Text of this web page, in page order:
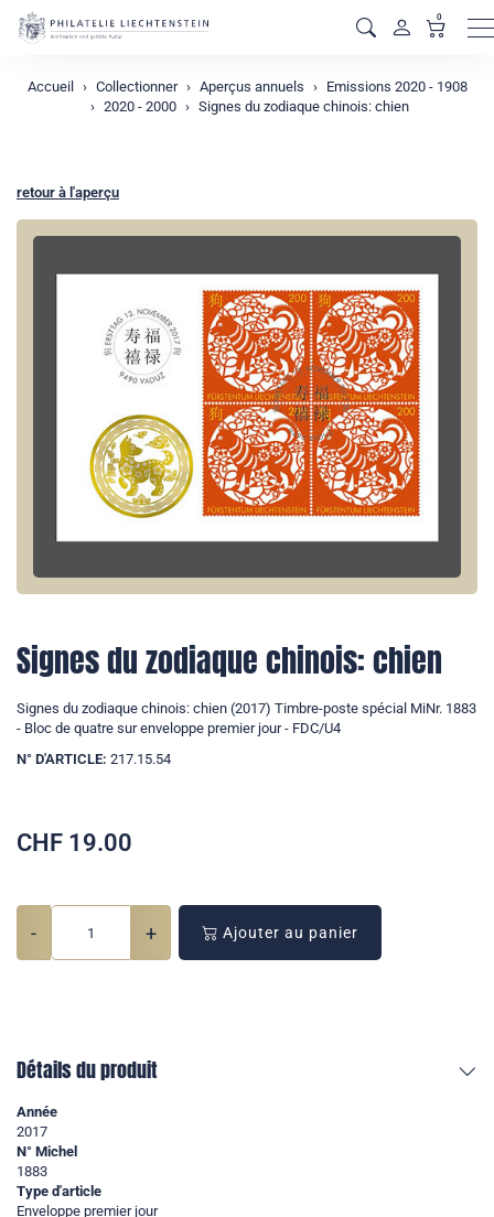
0
Accueil Collectionner Aperçus annuels
Emissions 2020 - 1908
2020 - 2000
Signes du zodiaque chinois: chien
retour à l'aperçu
Signes du zodiaque chinois: chien
Signes du zodiaque chinois: chien (2017) Timbre-poste spécial MiNr. 1883
- Bloc de quatre sur enveloppe premier jour - FDC/U4
N° D'ARTICLE: 217.15.54
CHF 19.00
- + Ajouter au panier
Détails du produit
Année
2017
N° Michel
1883
Type d'article
Enveloppe premier jour